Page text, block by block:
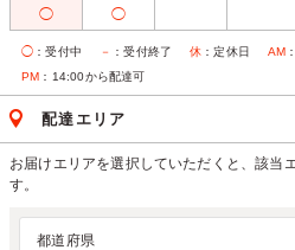
◯ ◯
◯ ：受付中 － ：受付終了 休 ：定休日 AM
PM ：14:00から配達可
配達エリア
お届けエリアを選択していただくと、該当
す。